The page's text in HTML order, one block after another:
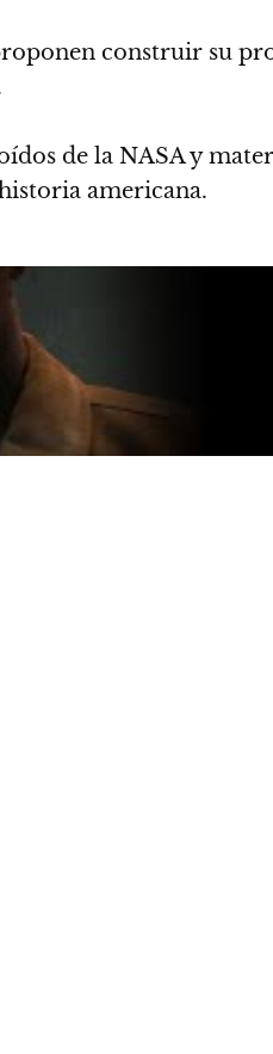
construir su
de la NASA y
americana.